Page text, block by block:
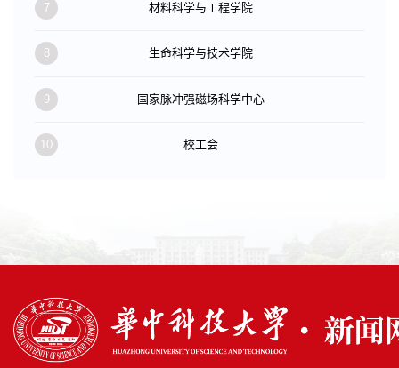
7 材料科学与工程学院
8 生命科学与技术学院
9 国家脉冲强磁场科学中心
10 校工会